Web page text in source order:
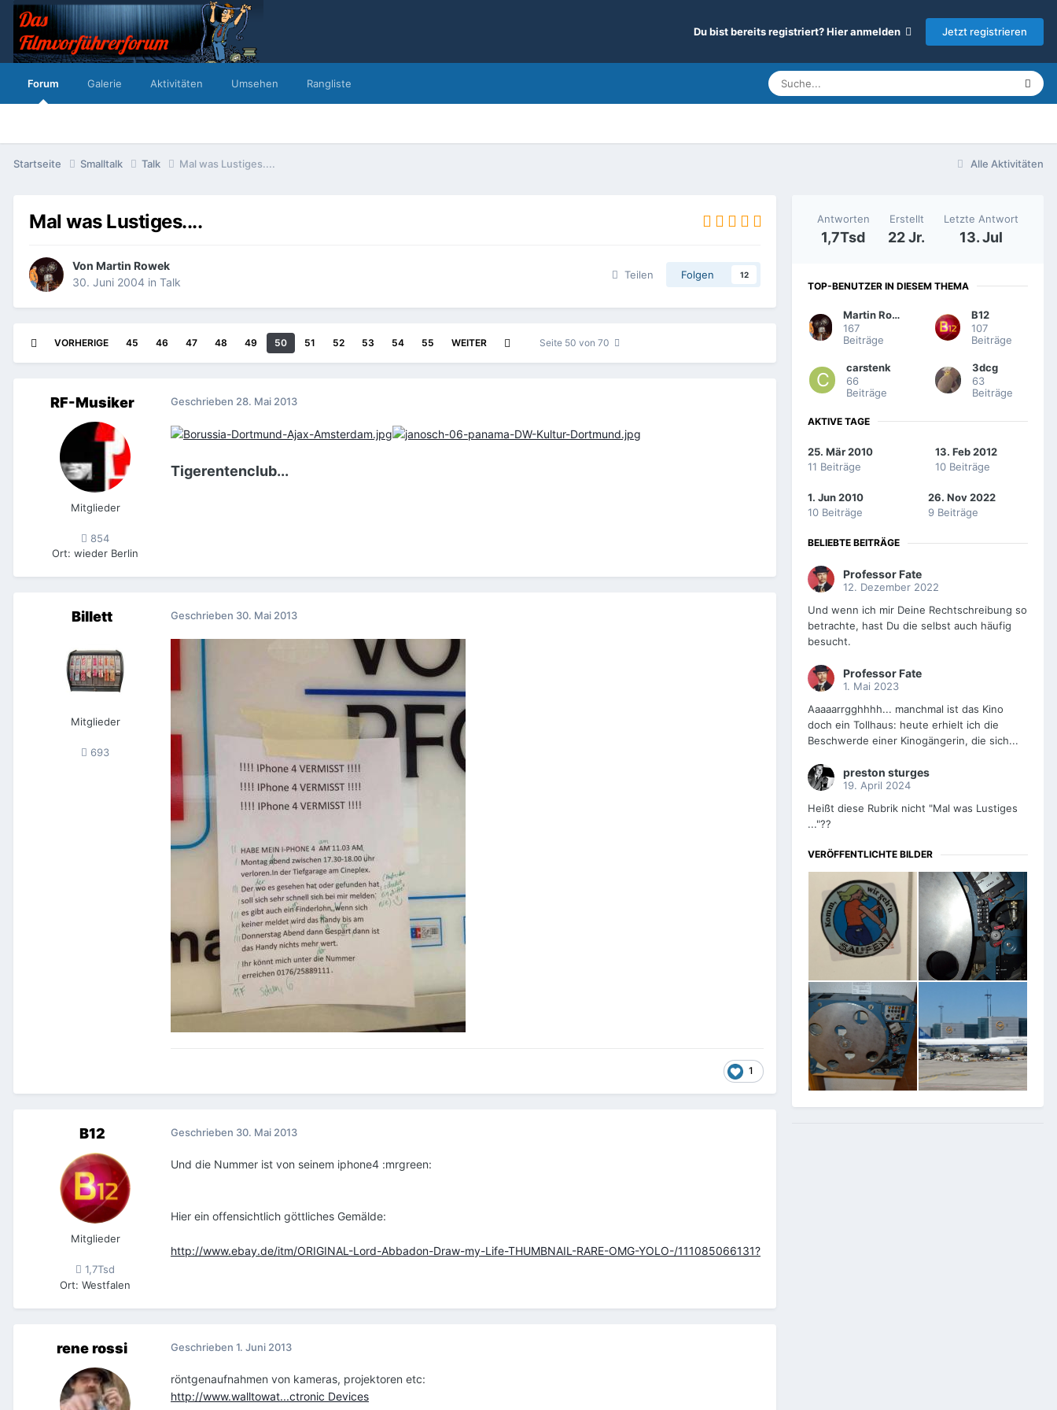
Du bist bereits registriert? Hier anmelden Jetzt registrieren
Forum Galerie Aktivitäten Umsehen Rangliste
Alle Aktivitäten
Startseite Smalltalk Talk Mal was Lustiges....
Mal was Lustiges....
Von Martin Rowek
30. Juni 2004 in Talk
Teilen Folgen 12
VORHERIGE 45 46 47 48 49 50 51 52 53 54 55 WEITER Seite 50 von 70
RF-Musiker
Mitglieder
854
Ort: wieder Berlin
Geschrieben 28. Mai 2013
Tigerentenclub...
Billett
Mitglieder
693
Geschrieben 30. Mai 2013
1
B12
Mitglieder
1,7Tsd
Ort: Westfalen
Geschrieben 30. Mai 2013
Und die Nummer ist von seinem iphone4 :mrgreen:
Hier ein offensichtlich göttliches Gemälde:
http://www.ebay.de/itm/ORIGINAL-Lord-Abbadon-Draw-my-Life-THUMBNAIL-RARE-OMG-YOLO-/111085066131?
rene rossi Geschrieben 1. Juni 2013
röntgenaufnahmen von kameras, projektoren etc:
http://www.walltowat...ctronic Devices
Antworten
1,7Tsd
Erstellt
22 Jr.
Letzte Antwort
13. Jul
TOP-BENUTZER IN DIESEM THEMA
Martin Rowek
167
Beiträge
B12
107
Beiträge
carstenk
66
Beiträge
3dcg
63
Beiträge
AKTIVE TAGE
25. Mär 2010
11 Beiträge
13. Feb 2012
10 Beiträge
1. Jun 2010
10 Beiträge
26. Nov 2022
9 Beiträge
BELIEBTE BEITRÄGE
Professor Fate
12. Dezember 2022
Und wenn ich mir Deine Rechtschreibung so
betrachte, hast Du die selbst auch häufig
besucht.
Professor Fate
1. Mai 2023
Aaaaarrgghhhh... manchmal ist das Kino
doch ein Tollhaus: heute erhielt ich die
Beschwerde einer Kinogängerin, die sich...
preston sturges
19. April 2024
Heißt diese Rubrik nicht "Mal was Lustiges
..."??
VERÖFFENTLICHTE BILDER